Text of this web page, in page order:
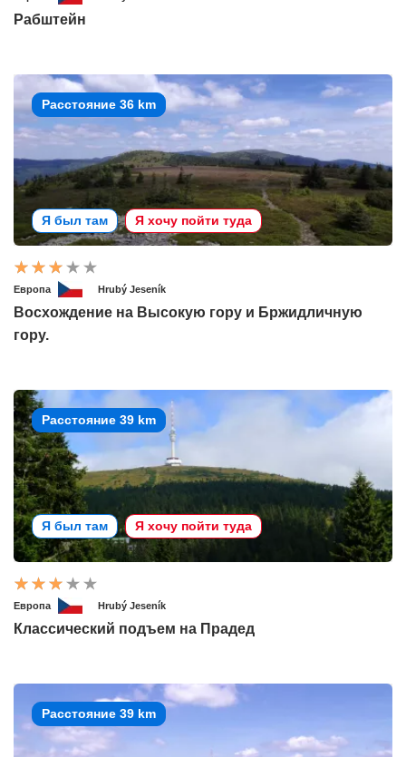
Рабштейн
Расстояние 36 km
Я был там Я хочу пойти туда
Европа Hrubý Jeseník
Восхождение на Высокую гору и Бржидличную
гору.
Расстояние 39 km
Я был там Я хочу пойти туда
Европа Hrubý Jeseník
Классический подъем на Прадед
Расстояние 39 km